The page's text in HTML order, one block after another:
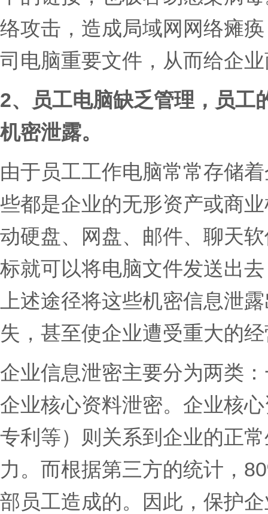
络攻击，造成局域网网络瘫
司电脑重要文件，从而给企
2、
员工电脑缺乏管理，员工
机密泄露。
由于员工工作电脑常常存储
些都是企业的无形资产或商
动硬盘、网盘、邮件、聊天
标就可以将电脑文件发送出
上述途径将这些机密信息泄
失，甚至使企业遭受重大的
企业信息泄密主要分为两类
企业核心资料泄密。企业核
专利等）则关系到企业的正
力。而根据第三方的统计，
部员工造成的。因此，保护